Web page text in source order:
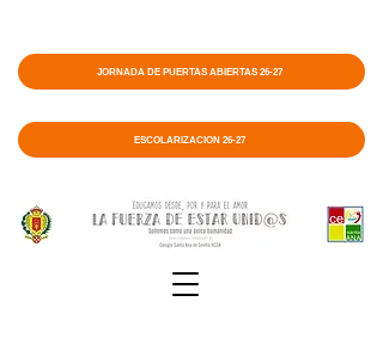
ESCOLARIZACIÓN 26-27
JORNADA DE PUERTAS ABIERTAS 26-27